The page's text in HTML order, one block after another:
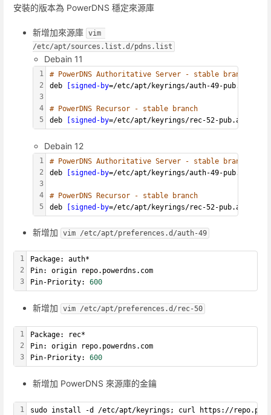
安裝的版本為 PowerDNS 穩定來源庫
新增加來源庫 vim
/etc/apt/sources.list.d/pdns.list
Debain 11
1
2
3
4
5
# PowerDNS Authoritative Server - stable branch
deb
[signed-by=/etc/apt/keyrings/auth-49-pub.asc]
# PowerDNS Recursor - stable branch
deb
[signed-by=/etc/apt/keyrings/rec-52-pub.asc]
Debain 12
1
2
3
4
5
# PowerDNS Authoritative Server - stable branch
deb
[signed-by=/etc/apt/keyrings/auth-49-pub.asc]
# PowerDNS Recursor - stable branch
deb
[signed-by=/etc/apt/keyrings/rec-52-pub.asc]
新增加 vim /etc/apt/preferences.d/auth-49
1
2
3
Package: auth*
Pin: origin repo.powerdns.com
Pin-Priority: 600
新增加 vim /etc/apt/preferences.d/rec-50
1
2
3
Package: rec*
Pin: origin repo.powerdns.com
Pin-Priority: 600
新增加 PowerDNS 來源庫的金鑰
1 sudo install -d /etc/apt/keyrings; curl https://